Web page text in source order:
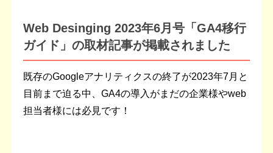
Web Desinging 2023年6月号「GA4移行
ガイド」の取材記事が掲載されました
既存のGoogleアナリティクスの終了が2023年7月と
目前まで迫る中、GA4の導入がまだの企業様やweb
担当者様には必見です！